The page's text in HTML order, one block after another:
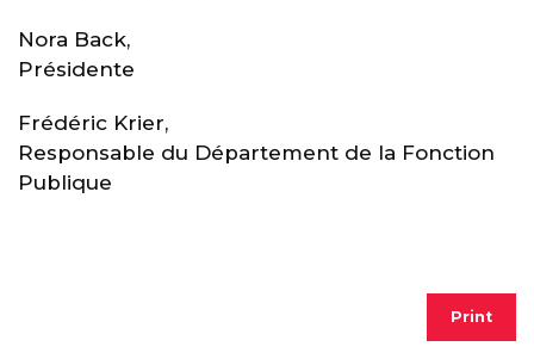
Nora Back,
Présidente
Frédéric Krier,
Responsable du Département de la Fonction
Publique
Print